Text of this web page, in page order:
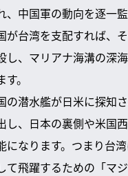
、中国軍の動向を逐一
が台湾を支配すれば、
し、マリアナ海溝の深
。
の潜水艦が日米に探知
し、日本の裏側や米国
になります。つまり台
て飛躍するための「マ